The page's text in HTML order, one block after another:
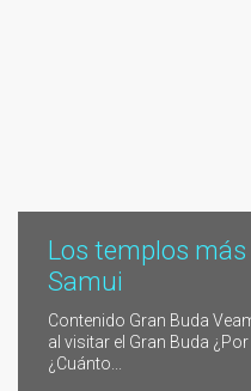
Los templos
Samui
Contenido Gran Buda
al visitar el Gran Buda
¿Cuánto...